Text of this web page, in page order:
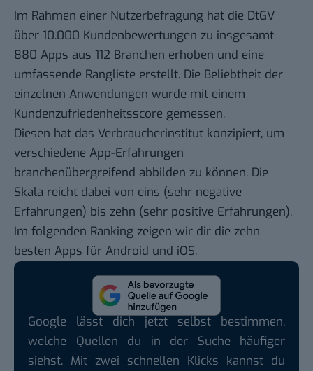
Im Rahmen einer Nutzerbefragung hat die DtGV
über 10.000 Kundenbewertungen zu insgesamt
880 Apps aus 112 Branchen erhoben und eine
umfassende Rangliste erstellt. Die Beliebtheit der
einzelnen Anwendungen wurde mit einem
Kundenzufriedenheitsscore gemessen.
Diesen hat das Verbraucherinstitut konzipiert, um
verschiedene App-Erfahrungen
branchenübergreifend abbilden zu können. Die
Skala reicht dabei von eins (sehr negative
Erfahrungen) bis zehn (sehr positive Erfahrungen).
Im folgenden Ranking zeigen wir dir die zehn
besten Apps für Android und iOS.
Google lässt dich jetzt selbst bestimmen,
welche Quellen du in der Suche häufiger
siehst. Mit zwei schnellen Klicks kannst du